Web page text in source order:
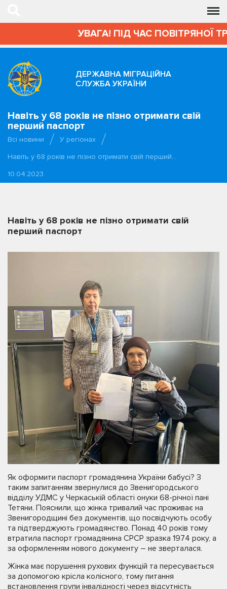
УВАГА! ПІД ЧАС ПОВІТРЯНОЇ
ДЕРЖАВНА МІГРАЦІЙНА
СЛУЖБА УКРАЇНИ
Навіть у 68 років не пізно отримати свій
перший паспорт
Всі новини
У регіонах
Навіть у 68 років не пізно отримати свій перший…
10.04.2023
Навіть у 68 років не пізно отримати свій
перший паспорт
Як оформити паспорт громадянина України бабусі? З
таким запитанням звернулися до Звенигородського
відділу УДМС у Черкаській області онуки 68-річної пані
Тетяни. Пояснили, що жінка тривалий час проживає на
Звенигородщині без документів, що посвідчують особу
та підтверджують громадянство. Понад 40 років тому
втратила паспорт громадянина СРСР зразка 1974 року, а
за оформленням нового документу – не зверталася.
Жінка має порушення рухових функцій та пересувається
за допомогою крісла колісного, тому питання
встановлення групи інвалідності через відсутність